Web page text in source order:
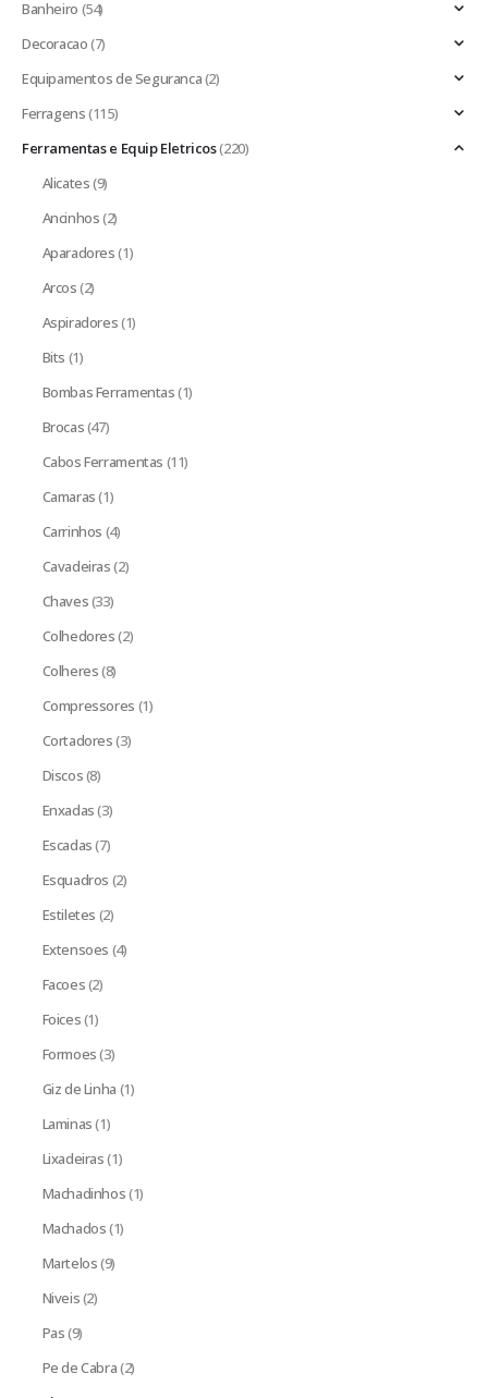
Banheiro (54)
Decoracao(7)
Equipamentos de Seguranca(2)
Ferragens(115)
Ferramentas e Equip Eletricos(220)
Alicates(9)
Ancinhos(2)
Aparadores(1)
Arcos(2)
Aspiradores(1)
Bits (1)
Bombas Ferramentas(1)
Brocas(47)
Cabos Ferramentas (11)
Camaras(1)
Carrinhos (4)
Cavadeiras(2)
Chaves(33)
Colhedores(2)
Colheres(8)
Compressores (1)
Cortadores(3)
Discos(8)
Enxadas(3)
Escadas(7)
Esquadros (2)
Estiletes (2)
Extensoes (4)
Facoes(2)
Foices(1)
Formoes(3)
Giz de Linha (1)
Laminas(1)
Lixadeiras(1)
Machadinhos(1)
Machados(1)
Martelos(9)
Niveis(2)
Pas(9)
Pe de Cabra(2)